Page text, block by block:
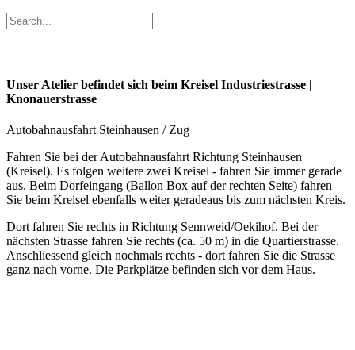
Unser Atelier befindet sich beim Kreisel Industriestrasse |
Knonauerstrasse
Autobahnausfahrt Steinhausen / Zug
Fahren Sie bei der Autobahnausfahrt Richtung Steinhausen
(Kreisel). Es folgen weitere zwei Kreisel - fahren Sie immer gerade
aus. Beim Dorfeingang (Ballon Box auf der rechten Seite) fahren
Sie beim Kreisel ebenfalls weiter geradeaus bis zum nächsten Kreis.
Dort fahren Sie rechts in Richtung Sennweid/Oekihof. Bei der
nächsten Strasse fahren Sie rechts (ca. 50 m) in die Quartierstrasse.
Anschliessend gleich nochmals rechts - dort fahren Sie die Strasse
ganz nach vorne. Die Parkplätze befinden sich vor dem Haus.